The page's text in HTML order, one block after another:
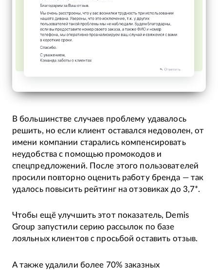
В большинстве случаев проблему удавалось
решить, но если клиент оставался недоволен, от
имени компании старались компенсировать
неудобства с помощью промокодов и
спецпредложений. После этого пользователей
просили повторно оценить работу бренда — так
удалось повысить рейтинг на отзовиках до 3,7*.
Чтобы ещё улучшить этот показатель, Demis
Group запустили серию рассылок по базе
лояльных клиентов с просьбой оставить отзыв.
А также удалили более 70% заказных